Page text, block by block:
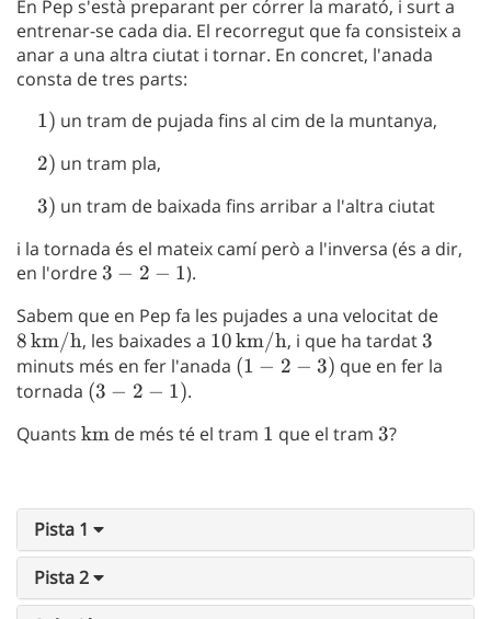
En Pep s'està preparant per córrer la marató, i surt a
entrenar-se cada dia. El recorregut que fa consisteix a
anar a una altra ciutat i tornar. En concret, l'anada
consta de tres parts:
\quad
1) un tram de pujada fins al cim de la muntanya,
\quad
2) un tram pla,
\quad
3) un tram de baixada fins arribar a l'altra ciutat
i la tornada és el mateix camí però a l'inversa (és a dir,
en l'ordre3-
1
3 − 2 − 1).
Sabem que en Pep fa les pujades a una velocitat de
8km/h, les baixades a 10
\,\text{km/h}
10 km/h, i que ha tardat3
3
minuts més en fer l'anada (1-
(1 − 2 − 3) que en fer la
tornada (3-
1)
(3 − 2 − 1).
Quants \text{km}
km de més té el tram 1
1 que el tram 3
3?
Pista 1
Pista 2